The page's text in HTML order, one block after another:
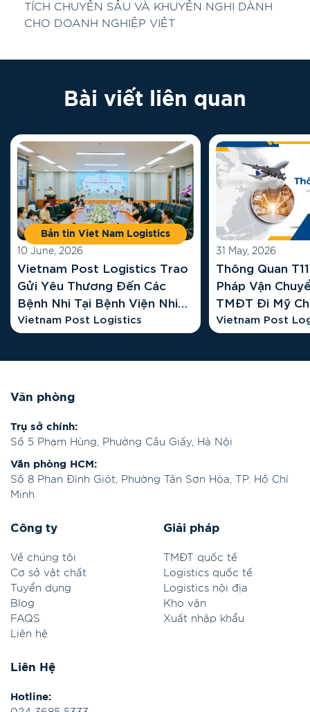
TÍCH CHUYÊN SÂU VÀ KHUYẾN NGHỊ DÀNH
CHO DOANH NGHIỆP VIỆT
Bài viết liên quan
Bản tin Viet Nam Logistics
10 June, 2026
Vietnam Post Logistics Trao
Gửi Yêu Thương Đến Các
Bệnh Nhi Tại Bệnh Viện Nhi
Hà Nội
Vietnam Post Logistics
31 May, 2026
Thông Quan
Pháp Vận
TMĐT Đi Mỹ
Vietnam Post
Vietnam Post
Văn phòng
Trụ sở chính:
Số 5 Phạm Hùng, Phường Cầu Giấy, Hà Nội
Văn phòng HCM:
Số 8 Phan Đình Giót, Phường Tân Sơn Hòa, TP. Hồ Chí
Minh
Liên Hệ
Hotline:
Công ty
Về chúng tôi
Cơ sở vật chất
Tuyển dụng
Blog
FAQS
Liên hệ
Giải pháp
TMĐT quốc tế
Logistics quốc tế
Logistics nội địa
Kho vận
Xuất nhập khẩu